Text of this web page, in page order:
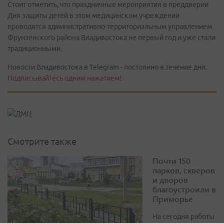
Стоит отметить, что праздничные мероприятия в преддверии
Дня защиты детей в этом медицинском учреждении
проводятся административно-территориальным управлением
Фрунзенского района Владивостока не первый год и уже стали
традиционными.
Новости Владивостока в Telegram - постоянно в течение дня.
Подписывайтесь одним нажатием!
Смотрите также
Почти 150
парков, скверов
и дворов
благоустроили в
Приморье
На сегодня работы